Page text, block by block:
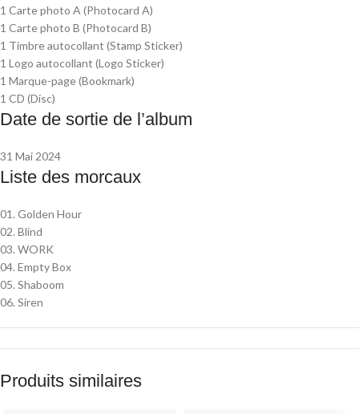
1 Carte photo A (Photocard A)
1 Carte photo B (Photocard B)
1 Timbre autocollant (Stamp Sticker)
1 Logo autocollant (Logo Sticker)
1 Marque-page (Bookmark)
1 CD (Disc)
Date de sortie de l’album
31 Mai 2024
Liste des morcaux
01. Golden Hour
02. Blind
03. WORK
04. Empty Box
05. Shaboom
06. Siren
Produits similaires